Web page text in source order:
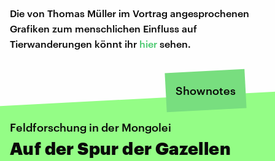
Die von Thomas Müller im Vortrag angesprochenen
Grafiken zum menschlichen Einfluss auf
Tierwanderungen könnt ihr hier sehen.
Shownotes
Feldforschung in der Mongolei
Auf der Spur der Gazellen